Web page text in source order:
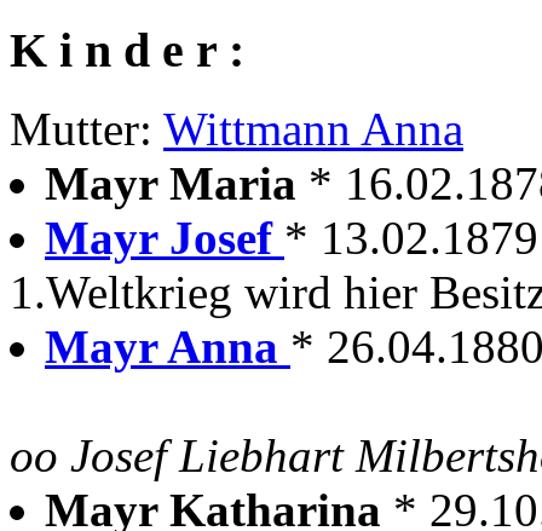
K i n d e r :
Mutter: Wittmann Anna
Mayr Maria *
Mayr Josef *
1.Weltkrieg wird hier
Mayr Anna *
oo Josef Liebhart
Mayr Katharina *